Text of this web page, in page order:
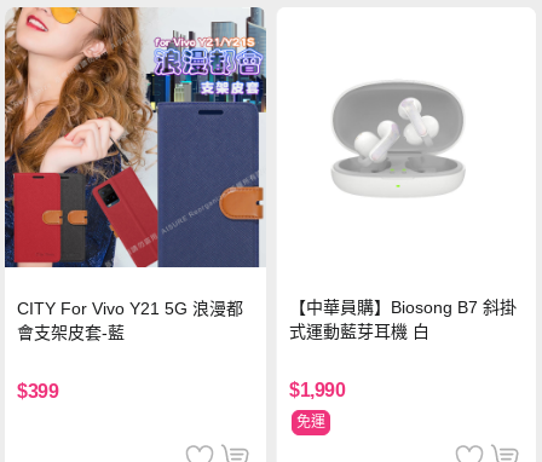
CITY For Vivo Y21 5G 浪漫都
會支架皮套-藍
$399
【中華員購】Biosong B7 斜掛
式運動藍芽耳機 白
$1,990
免運